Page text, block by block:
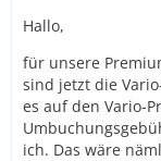
Hallo,
für unsere
sind jetzt die
es auf den Vario-
ich. Das wäre